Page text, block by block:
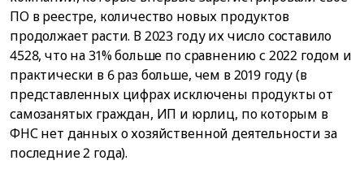
ПО в реестре, количество новых продуктов
продолжает расти. В 2023 году их число составило
4528, что на 31% больше по сравнению с 2022 годом и
практически в 6 раз больше, чем в 2019 году (в
представленных цифрах исключены продукты от
самозанятых граждан, ИП и юрлиц, по которым в
ФНС нет данных о хозяйственной деятельности за
последние 2 года).